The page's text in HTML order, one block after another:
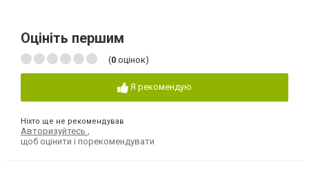
Оцініть першим
(0 оцінок)
Я рекомендую
Ніхто ще не рекомендував
Авторизуйтесь
щоб оцінити і порекомендувати